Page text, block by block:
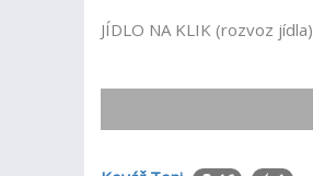
JÍDLO NA KLIK (rozvoz jídla)